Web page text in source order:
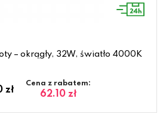
– okrągły, 32W, światło 4000K
zł
Cena z rabatem:
62.10 zł